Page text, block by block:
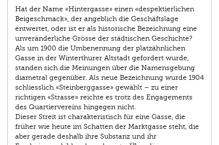
Hat der Name «Hintergasse» einen «despektierlichen
Beigeschmack», der angeblich die Geschäftslage
entwertet, oder ist er als historische Bezeichnung eine
unveränderliche Grösse der städtischen Geschichte?
Als um 1900 die Umbenennung der platzähnlichen
Gasse in der Winterthurer Altstadt gefordert wurde,
standen sich die Meinungen über die Namensgebung
diametral gegenüber. Als neue Bezeichnung wurde 1904
schliesslich «Steinberggasse» gewählt – zu einer
richtigen «Strasse» reichte es trotz des Engagements
des Quartiervereins hingegen nicht.
Dieser Streit ist charakteristisch für eine Gasse, die
früher wie heute im Schatten der Marktgasse steht, die
aber gerade deshalb ihre Substanz und ihr